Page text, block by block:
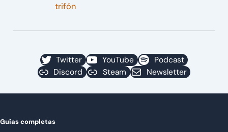
trifón
Twitter YouTube
Podcast
Discord
Steam Newsletter
Guías completas